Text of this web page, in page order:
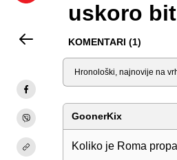
uskoro
KOMENTARI (1)
Sortiraj
GoonerKix
Koliko je Roma